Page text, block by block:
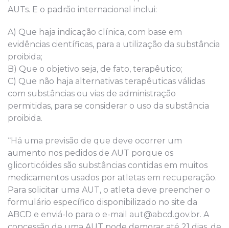
AUTs. E o padrão internacional inclui:
A) Que haja indicação clínica, com base em
evidências científicas, para a utilização da substância
proibida;
B) Que o objetivo seja, de fato, terapêutico;
C) Que não haja alternativas terapêuticas válidas
com substâncias ou vias de administração
permitidas, para se considerar o uso da substância
proibida.
“Há uma previsão de que deve ocorrer um
aumento nos pedidos de AUT porque os
glicorticóides são substâncias contidas em muitos
medicamentos usados por atletas em recuperação.
Para solicitar uma AUT, o atleta deve preencher o
formulário específico disponibilizado no site da
ABCD e enviá-lo para o e-mail aut@abcd.gov.br. A